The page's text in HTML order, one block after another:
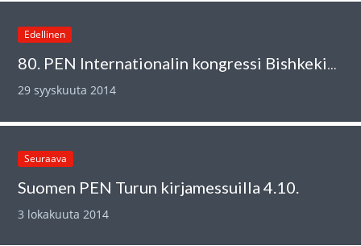
Edellinen
80. PEN Internationalin kongressi Bishkekissä
29 syyskuuta 2014
Seuraava
Suomen PEN Turun kirjamessuilla 4.10.
3 lokakuuta 2014